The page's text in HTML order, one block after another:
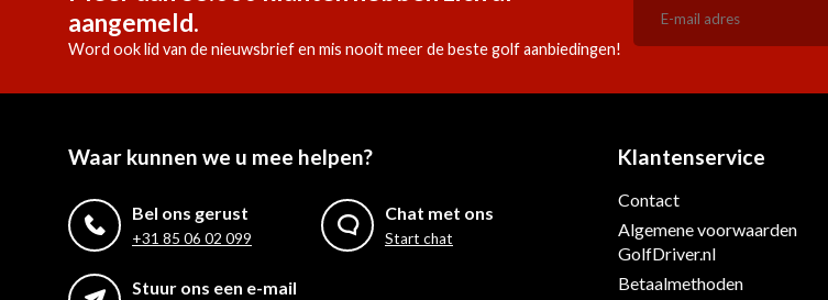
aangemeld.
Word ook lid van de nieuwsbrief en mis nooit meer de beste golf aanbiedingen!
Waar kunnen we u mee helpen?
Bel ons gerust
+31 85 06 02 099
Chat met ons
Start chat
Stuur ons een e-mail
Klantenservice
Contact
Algemene voorwaarden
GolfDriver.nl
Betaalmethoden